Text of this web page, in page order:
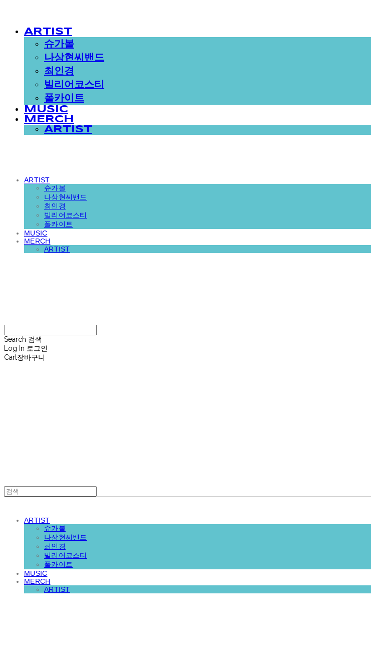
ARTIST
슈가볼
나상현씨밴드
최인경
빌리어코스티
폴카이트
MUSIC
MERCH
ARTIST
ARTIST
슈가볼
나상현씨밴드
최인경
빌리어코스티
폴카이트
MUSIC
MERCH
ARTIST
Search 검색
Log In 로그인
Cart장바구니
ARTIST
슈가볼
나상현씨밴드
최인경
빌리어코스티
폴카이트
MUSIC
MERCH
ARTIST